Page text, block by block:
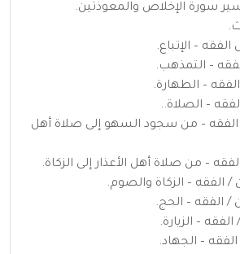
سورة الإخلاص والمعوذتين.
– الإتباع.
– التمذهب.
– الطهارة.
– الصلاة..
الفقه – من سجود السهو إلى صلاة أهل
– من صلاة أهل الأعذار إلى الزكاة.
– الزكاة والصوم.
الفقه – الحج.
– الزيارة.
– الجهاد.